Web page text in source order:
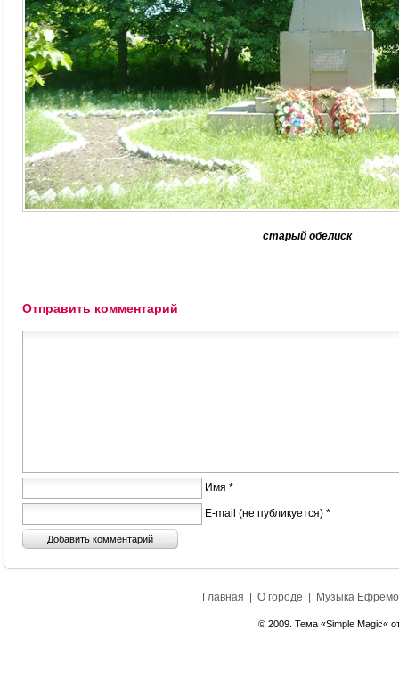
старый обелиск
Отправить комментарий
Имя *
E-mail (не публикуется) *
Главная О городе Музыка
© 2009. Тема «Simple Magic«